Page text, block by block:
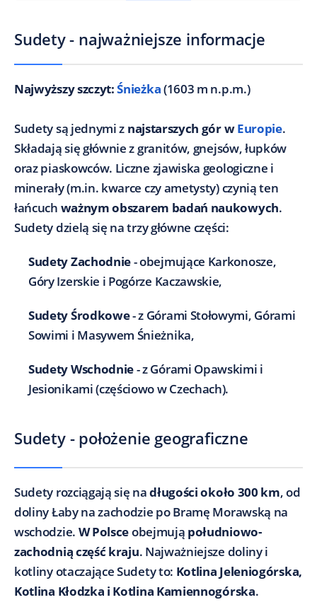
Sudety - najważniejsze informacje
Najwyższy szczyt:Śnieżka(1603 m n.p.m.)
Sudety są jednymi z najstarszych gór wEuropie.
Składają się głównie z granitów, gnejsów, łupków
oraz piaskowców. Liczne zjawiska geologiczne i
minerały (m.in. kwarce czy ametysty) czynią ten
łańcuch ważnym obszarem badań naukowych.
Sudety dzielą się na trzy główne części:
Sudety Zachodnie- obejmujące Karkonosze,
Góry Izerskie i Pogórze Kaczawskie,
Sudety Środkowe- z Górami Stołowymi, Górami
Sowimi i Masywem Śnieżnika,
Sudety Wschodnie- z Górami Opawskimi i
Jesionikami (częściowo w Czechach).
Sudety - położenie geograficzne
Sudety rozciągają się nadługości około 300 km, od
doliny Łaby na zachodzie po Bramę Morawską na
wschodzie. W Polsceobejmują południowo-
zachodnią część kraju. Najważniejsze doliny i
kotliny otaczające Sudety to: Kotlina Jeleniogórska,
Kotlina Kłodzka i Kotlina Kamiennogórska.